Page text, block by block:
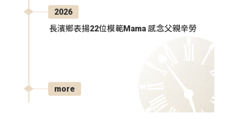
2026
長濱鄉表揚22位模範Mama 感念父親辛勞
more